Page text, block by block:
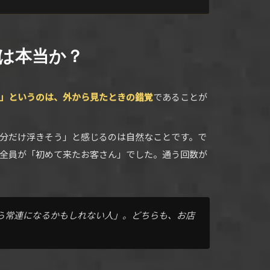
本当か？
というのは、外から見たときの錯覚であることが
だけ浮きそう」と感じるのは自然なことです。で
員が「初めて来たお客さん」でした。通う回数が
連になるかもしれない人」。どちらも、お店